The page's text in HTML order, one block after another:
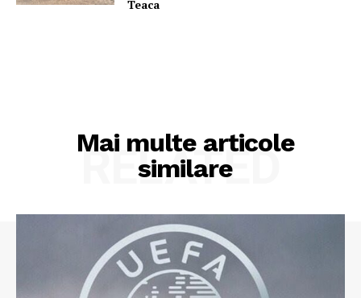
Teaca
Mai multe articole
similare
RELATED